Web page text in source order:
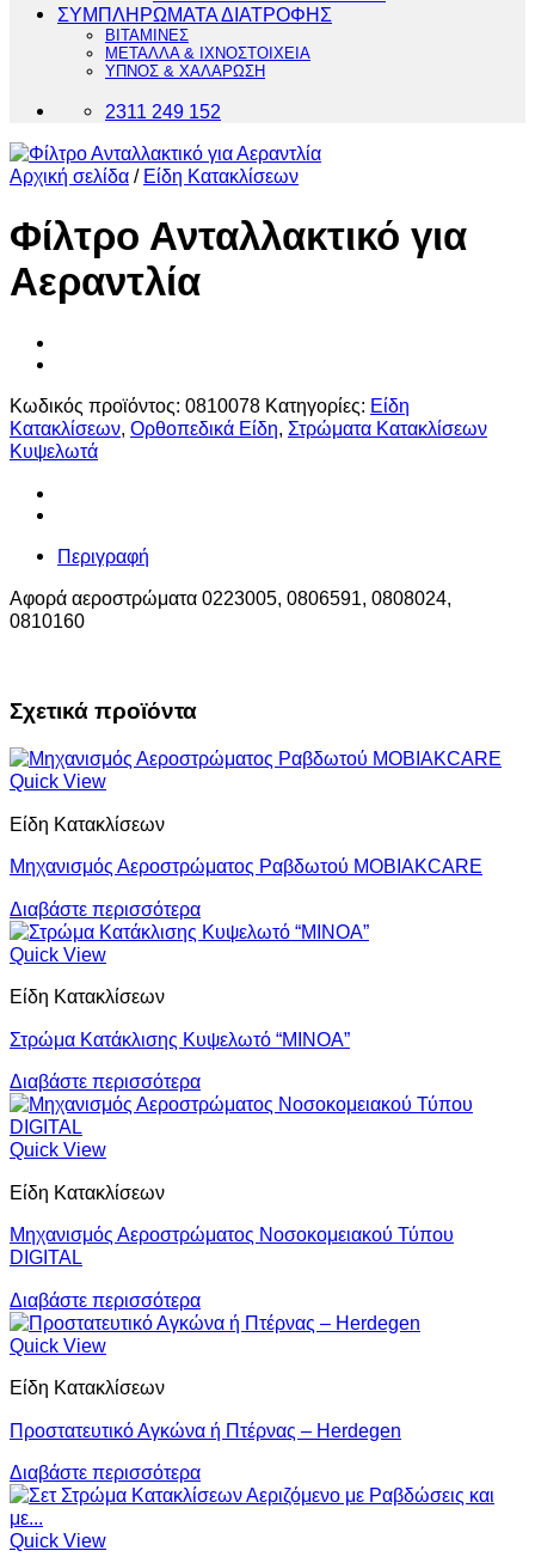
ΣΥΜΠΛΗΡΩΜΑΤΑ ΔΙΑΤΡΟΦΗΣ
ΒΙΤΑΜΙΝΕΣ
ΜΕΤΑΛΛΑ & ΙΧΝΟΣΤΟΙΧΕΙΑ
ΥΠΝΟΣ & ΧΑΛΑΡΩΣΗ
2311 249 152
Αρχική σελίδα / Είδη Κατακλίσεων
Φίλτρο Ανταλλακτικό για
Αεραντλία
Κωδικός προϊόντος: 0810078 Κατηγορίες: Είδη
Κατακλίσεων, Ορθοπεδικά Είδη, Στρώματα Κατακλίσεων
Κυψελωτά
Περιγραφή
Αφορά αεροστρώματα 0223005, 0806591, 0808024,
0810160
Σχετικά προϊόντα
Quick View
Είδη Κατακλίσεων
Μηχανισμός Αεροστρώματος Ραβδωτού ΜOBIAKCARE
Διαβάστε περισσότερα
Quick View
Είδη Κατακλίσεων
Στρώμα Κατάκλισης Κυψελωτό “MINOA”
Διαβάστε περισσότερα
Quick View
Είδη Κατακλίσεων
Μηχανισμός Αεροστρώματος Νοσοκομειακού Τύπου
DIGITAL
Διαβάστε περισσότερα
Quick View
Είδη Κατακλίσεων
Προστατευτικό Αγκώνα ή Πτέρνας – Herdegen
Διαβάστε περισσότερα
Quick View